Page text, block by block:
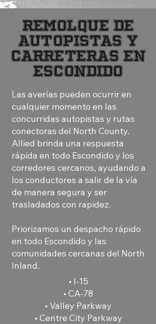
REMOLQUE DE
AUTOPISTAS Y
CARRETERAS EN
ESCONDIDO
Las averías pueden ocurrir en
cualquier momento en las
concurridas autopistas y rutas
conectoras del North County.
Allied brinda una respuesta
rápida en todo Escondido y los
corredores cercanos, ayudando a
los conductores a salir de la vía
de manera segura y ser
trasladados con rapidez.
Priorizamos un despacho rápido
en todo Escondido y las
comunidades cercanas del North
Inland.
• I-15
• CA-78
• Valley Parkway
• Centre City Parkway